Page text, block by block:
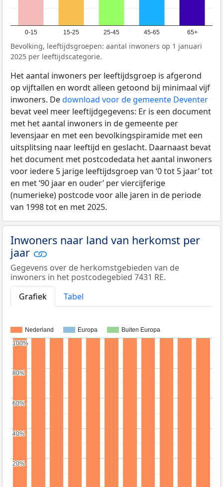
0-15 15-25 25-45 45-65 65+
Bevolking, leeftijdsgroepen: aantal inwoners op 1 januari
2025 per leeftijdscategorie.
Het aantal inwoners per leeftijdsgroep is afgerond
op vijftallen en wordt alleen getoond bij minimaal vijf
inwoners. Dedownload voor de gemeente Deventer
bevat veel meer leeftijdgegevens: Er is een document
met het aantal inwoners in de gemeente per
levensjaar en met een bevolkingspiramide met een
uitsplitsing naar leeftijd en geslacht. Daarnaast bevat
het document met postcodedata het aantal inwoners
voor iedere 5 jarige leeftijdsgroep van ‘0 tot 5 jaar’ tot
en met ‘90 jaar en ouder’ per viercijferige
(numerieke) postcode voor alle jaren in de periode
van 1998 tot en met 2025.
Inwoners naar land van herkomst per
jaar
Gegevens over de herkomstgebieden van de
inwoners in het postcodegebied 7431 RE.
Grafiek
Tabel
Nederland Europa Buiten Europa
20%
20%
40%
40%
60%
60%
80%
80%
100%
100%